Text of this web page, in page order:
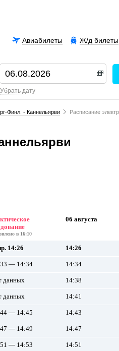
Ж/д билеты
Авиабилеты
убрать дату
Финл. - Каннельярви Расписание
в 16:10
06 августа
14:26 14:26
— 14:34 14:34
данных 14:38
данных 14:41
— 14:45 14:43
— 14:49 14:47
— 14:53 14:51